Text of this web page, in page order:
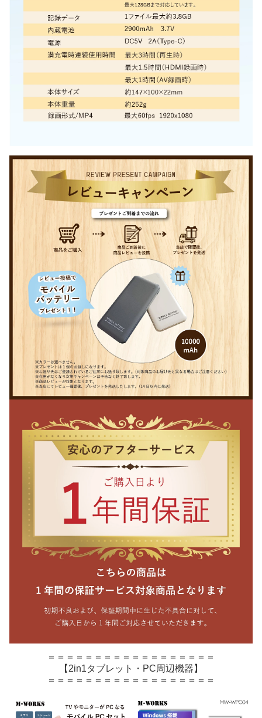
＝＝＝＝＝＝＝＝＝＝＝＝＝＝＝＝＝＝
【2in1タブレット・PC周辺機器】
＝＝＝＝＝＝＝＝＝＝＝＝＝＝＝＝＝＝